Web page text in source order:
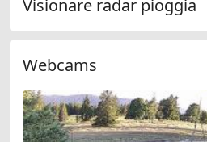
Visionare radar pioggia
Webcams